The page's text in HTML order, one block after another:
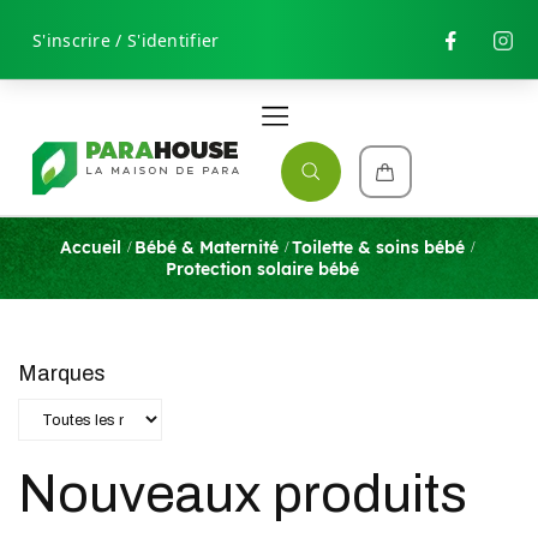
S'inscrire / S'identifier
Accueil Bébé & Maternité
Toilette & soins bébé
Protection solaire bébé
Marques
Nouveaux produits